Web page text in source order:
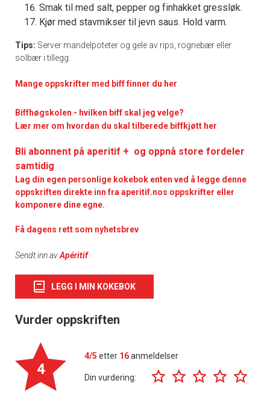
Smak til med salt, pepper og finhakket gressløk.
Kjør med stavmikser til jevn saus. Hold varm.
Tips: Server mandelpoteter og gele av rips, rognebær eller
solbær i tillegg.
Mange oppskrifter med biff finner du her
Biffhøgskolen - hvilken biff skal jeg velge?
Lær mer om hvordan du skal tilberede biffkjøtt her
Bli abonnent på aperitif + og oppnå store fordeler
samtidig
Lag din egen personlige kokebok enten ved å legge denne
oppskriften direkte inn fra aperitif.nos oppskrifter eller
komponere dine egne.
Få dagens rett som nyhetsbrev
Sendt inn avApéritif
LEGG I MIN KOKEBOK
Vurder oppskriften
4
4/5 etter 16anmeldelser
Din vurdering: